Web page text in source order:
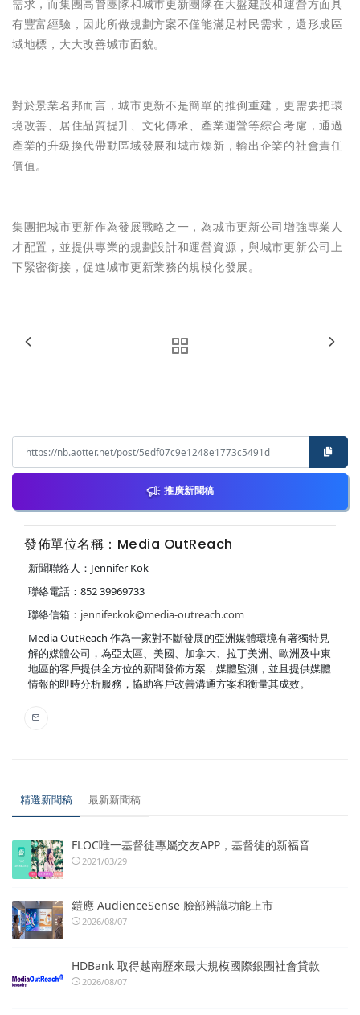
需求，而集團高管團隊和城市更新團隊在大盤建設和運營方面具
有豐富經驗，因此所做規劃方案不僅能滿足村民需求，還形成區
域地標，大大改善城市面貌。
對於景業名邦而言，城市更新不是簡單的推倒重建，更需要把環
境改善、居住品質提升、文化傳承、產業運營等綜合考慮，通過
產業的升級換代帶動區域發展和城市煥新，輸出企業的社會責任
價值。
集團把城市更新作為發展戰略之一，為城市更新公司增強專業人
才配置，並提供專業的規劃設計和運營資源，與城市更新公司上
下緊密銜接，促進城市更新業務的規模化發展。
推廣新聞稿
發佈單位名稱：Media OutReach
新聞聯絡人：Jennifer Kok
聯絡電話：852 39969733
聯絡信箱： jennifer.kok@media-outreach.com
Media OutReach 作為一家對不斷發展的亞洲媒體環境有著獨特見
解的媒體公司，為亞太區、美國、加拿大、拉丁美洲、歐洲及中東
地區的客戶提供全方位的新聞發佈方案，媒體監測，並且提供媒體
情報的即時分析服務，協助客戶改善溝通方案和衡量其成效。
精選新聞稿 最新新聞稿
FLOC唯一基督徒專屬交友APP，基督徒的新福音
2021/03/29
鎧應 AudienceSense 臉部辨識功能上市
2026/08/07
HDBank 取得越南歷來最大規模國際銀團社會貸款
2026/08/07